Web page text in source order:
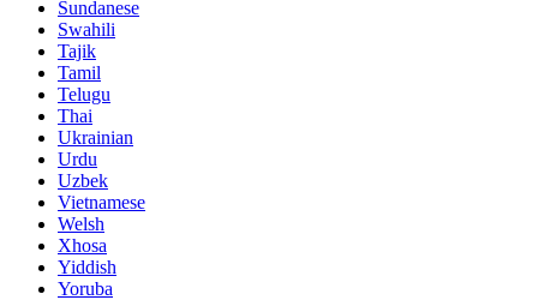
Sundanese
Swahili
Tajik
Tamil
Telugu
Thai
Ukrainian
Urdu
Uzbek
Vietnamese
Welsh
Xhosa
Yiddish
Yoruba